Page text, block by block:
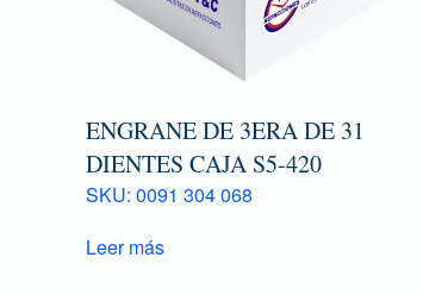
ENGRANE DE 3ERA DE 31
DIENTES CAJA S5-420
SKU: 0091 304 068
Leer más